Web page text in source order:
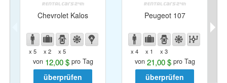
Chevrolet Kalos
x 5 x 2 x 5
von 12,00 $ pro Tag
überprüfen
Peugeot 107
x 4 x 1 x 3
von 21,00 $ pro Tag
überprüfen